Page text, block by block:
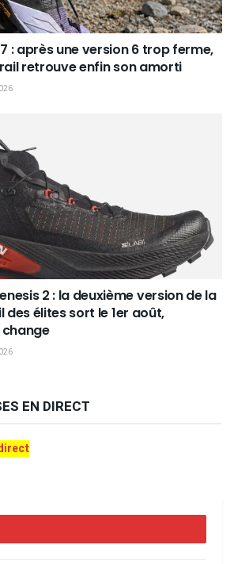
: après une version 6 trop ferme,
retrouve enfin son amorti
2 : la deuxième version de la
des élites sort le 1er août,
EN DIRECT